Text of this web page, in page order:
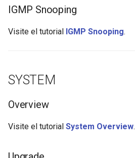
IGMP Snooping
Visite el tutorial IGMP Snooping.
SYSTEM
Overview
Visite el tutorial System Overview.